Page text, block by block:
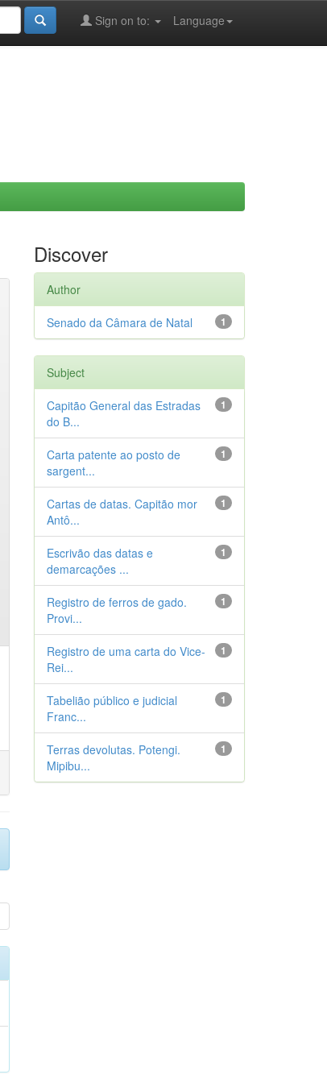
Language
Sign on to:
Discover
Author
1
Senado da Câmara de Natal
Subject
1
Capitão General das Estradas
do B...
1
Carta patente ao posto de
sargent...
1
Cartas de datas. Capitão mor
Antô...
1
Escrivão das datas e
demarcações ...
1
Registro de ferros de gado.
Provi...
1
Registro de uma carta do Vice-
Rei...
1
Tabelião público e judicial
Franc...
1
Terras devolutas. Potengi.
Mipibu...